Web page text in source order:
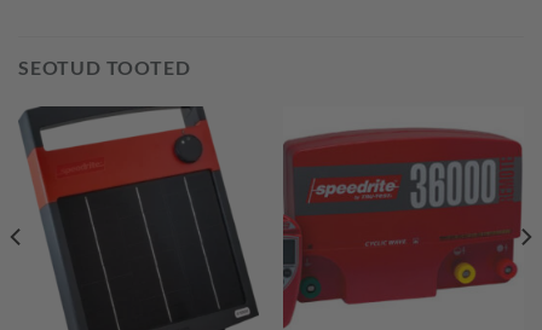
SEOTUD TOOTED